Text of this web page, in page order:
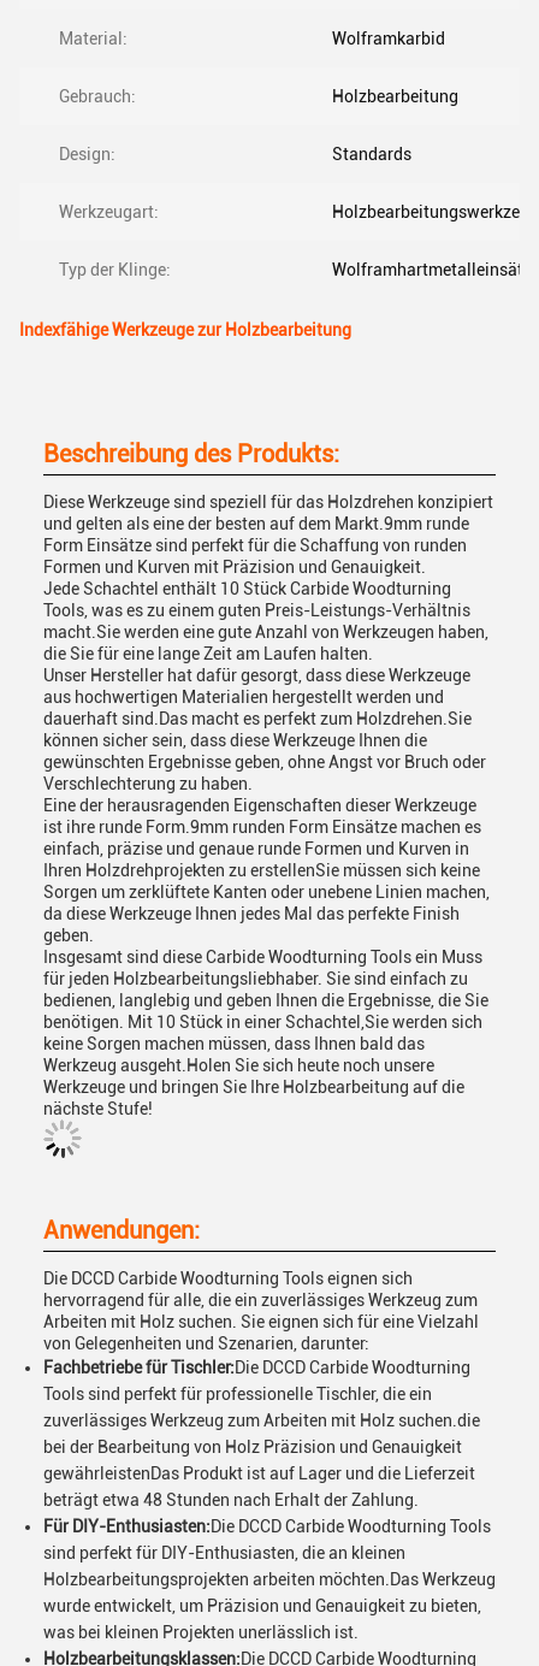
Material: Wolframkarbid
Gebrauch: Holzbearbeitung
Design: Standards
Werkzeugart:
Typ der Klinge: Wolframhartmetalleinsätze
Indexfähige Werkzeuge zur Holzbearbeitung
Beschreibung des Produkts:
Diese Werkzeuge sind speziell für das Holzdrehen konzipiert
und gelten als eine der besten auf dem Markt.9mm runde
Form Einsätze sind perfekt für die Schaffung von runden
Formen und Kurven mit Präzision und Genauigkeit.
Jede Schachtel enthält 10 Stück Carbide Woodturning
Tools, was es zu einem guten Preis-Leistungs-Verhältnis
macht.Sie werden eine gute Anzahl von Werkzeugen haben,
die Sie für eine lange Zeit am Laufen halten.
Unser Hersteller hat dafür gesorgt, dass diese Werkzeuge
aus hochwertigen Materialien hergestellt werden und
dauerhaft sind.Das macht es perfekt zum Holzdrehen.Sie
können sicher sein, dass diese Werkzeuge Ihnen die
gewünschten Ergebnisse geben, ohne Angst vor Bruch oder
Verschlechterung zu haben.
Eine der herausragenden Eigenschaften dieser Werkzeuge
ist ihre runde Form.9mm runden Form Einsätze machen es
einfach, präzise und genaue runde Formen und Kurven in
Ihren Holzdrehprojekten zu erstellenSie müssen sich keine
Sorgen um zerklüftete Kanten oder unebene Linien machen,
da diese Werkzeuge Ihnen jedes Mal das perfekte Finish
geben.
Insgesamt sind diese Carbide Woodturning Tools ein Muss
für jeden Holzbearbeitungsliebhaber. Sie sind einfach zu
bedienen, langlebig und geben Ihnen die Ergebnisse, die Sie
benötigen. Mit 10 Stück in einer Schachtel,Sie werden sich
keine Sorgen machen müssen, dass Ihnen bald das
Werkzeug ausgeht.Holen Sie sich heute noch unsere
Werkzeuge und bringen Sie Ihre Holzbearbeitung auf die
nächste Stufe!
Anwendungen:
Die DCCD Carbide Woodturning Tools eignen sich
hervorragend für alle, die ein zuverlässiges Werkzeug zum
Arbeiten mit Holz suchen. Sie eignen sich für eine Vielzahl
von Gelegenheiten und Szenarien, darunter:
Fachbetriebe für Tischler:Die DCCD Carbide Woodturning
Tools sind perfekt für professionelle Tischler, die ein
zuverlässiges Werkzeug zum Arbeiten mit Holz suchen.die
bei der Bearbeitung von Holz Präzision und Genauigkeit
gewährleistenDas Produkt ist auf Lager und die Lieferzeit
beträgt etwa 48 Stunden nach Erhalt der Zahlung.
Für DIY-Enthusiasten:Die DCCD Carbide Woodturning Tools
sind perfekt für DIY-Enthusiasten, die an kleinen
Holzbearbeitungsprojekten arbeiten möchten.Das Werkzeug
wurde entwickelt, um Präzision und Genauigkeit zu bieten,
was bei kleinen Projekten unerlässlich ist.
Holzbearbeitungsklassen:Die DCCD Carbide Woodturning